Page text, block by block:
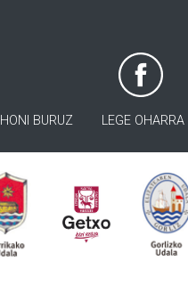
HONI BURUZ LEGE OHARRA